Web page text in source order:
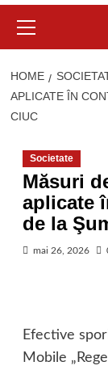
Menu
HOME
APLICATE ÎN
CIUC
Societate
Măsuri
aplicate
de la
mai 26, 2026
Efective
Mobile